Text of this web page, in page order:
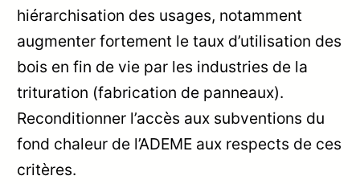
hiérarchisation des usages, notamment
augmenter fortement le taux d’utilisation des
bois en fin de vie par les industries de la
trituration (fabrication de panneaux).
Reconditionner l’accès aux subventions du
fond chaleur de l’ADEME aux respects de ces
critères.